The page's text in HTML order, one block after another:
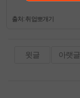
출처: 취업뽀개기
윗글 아랫글